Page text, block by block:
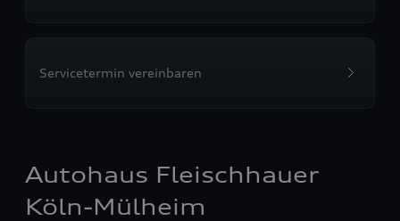
Servicetermin vereinbaren
Autohaus Fleischhauer
Köln-Mülheim